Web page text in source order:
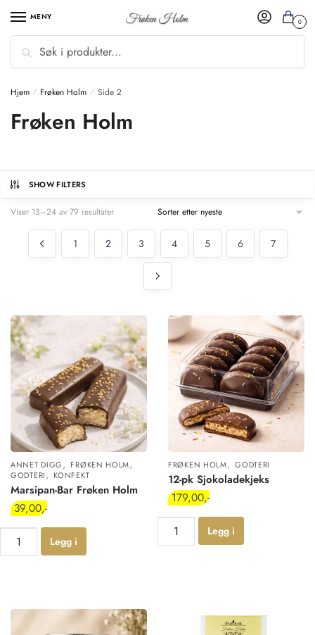
MENY
Søk
0
Hjem / Frøken Holm / Side 2
Frøken Holm
SHOW FILTERS
Viser 13–24 av 79 resultater
1 2 3 4 5 6 7
ANNET DIGG, FRØKEN HOLM,
GODTERI, KONFEKT
Marsipan-Bar Frøken Holm
39,00
Legg i
FRØKEN HOLM,GODTERI
12-pk Sjokoladekjeks
179,00
Legg i